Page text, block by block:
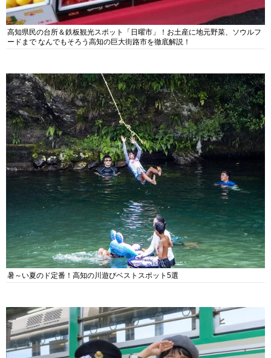
高知県民の台所＆鉄板観光スポット「日曜市」！お土産に地元野菜、ソウルフ
ードまで なんでもそろう高知の巨大街路市を徹底解説！
暑～い夏のド定番！高知の川遊びベストスポット5選